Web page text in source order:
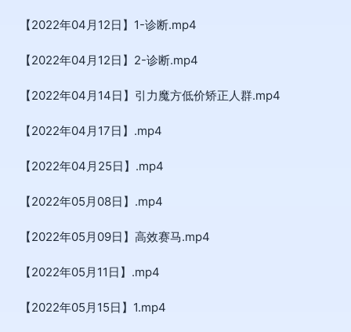
【2022年04月12日】1-诊断.mp4
【2022年04月12日】2-诊断.mp4
【2022年04月14日】引力魔方低价矫正人群.mp4
【2022年04月17日】.mp4
【2022年04月25日】.mp4
【2022年05月08日】.mp4
【2022年05月09日】高效赛马.mp4
【2022年05月11日】.mp4
【2022年05月15日】1.mp4